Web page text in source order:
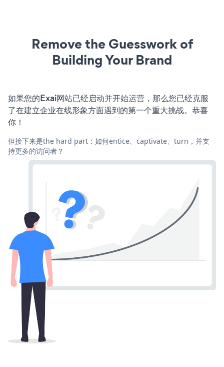
Remove the Guesswork of
Building Your Brand
如果您的Exai网站已经启动并开始运营，那么您已经克服
了在建立企业在线形象方面遇到的第一个重大挑战。恭喜
你！
但接下来是the hard part：如何entice、captivate、turn，并支
持更多的访问者？